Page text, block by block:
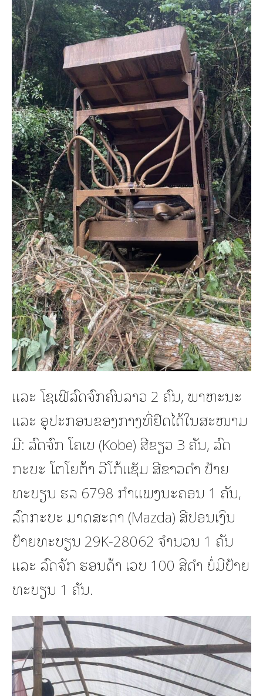
ແລະ ໂຊເຟີລົດຈົກຄົນລາວ 2 ຄົນ, ພາຫະນະ
ແລະ ອຸປະກອນຂອງກາງທີ່ຢຶດໄດ້ໃນສະໜາມ
ມີ: ລົດຈົກ ໂຄເບ (Kobe) ສີຂຽວ 3 ຄັນ, ລົດ
ກະບະ ໂຕໂຍຕ້າ ວີໂກ້ແຊັມ ສີຂາວດຳ ປ້າຍ
ທະບຽນ ຮລ 6798 ກຳແພງນະຄອນ 1 ຄັນ,
ລົດກະບະ ມາດສະດາ (Mazda) ສີປອນເງິນ
ປ້າຍທະບຽນ 29K-28062 ຈຳນວນ 1 ຄັນ
ແລະ ລົດຈັກ ຮອນດ້າ ເວບ 100 ສີດຳ ບໍ່ມີປ້າຍ
ທະບຽນ 1 ຄັນ.